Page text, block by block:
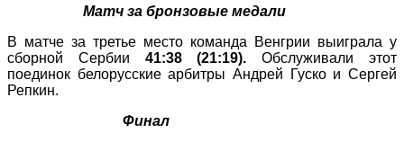
Матч за бронзовые медали
В матче за третье место команда Венгрии выиграла у
сборной Сербии 41:38 (21:19). Обслуживали этот
поединок белорусские арбитры Андрей Гуско и Сергей
Репкин.
Финал